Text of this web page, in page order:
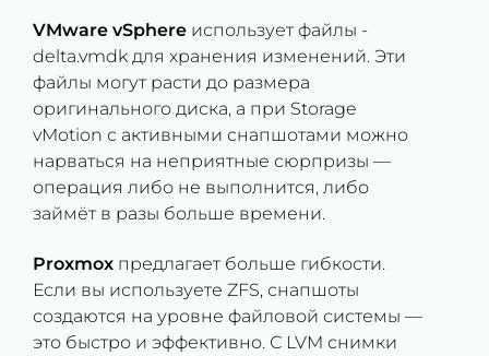
VMware vSphere использует файлы -
delta.vmdk для хранения изменений. Эти
файлы могут расти до размера
оригинального диска, а при Storage
vMotion с активными снапшотами можно
нарваться на неприятные сюрпризы —
операция либо не выполнится, либо
займёт в разы больше времени.
Proxmox предлагает больше гибкости.
Если вы используете ZFS, снапшоты
создаются на уровне файловой системы —
это быстро и эффективно. С LVM снимки